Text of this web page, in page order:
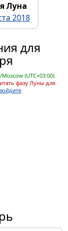
Луна
2018
для
(UTC+03:00).
фазу Луны для
войдите.